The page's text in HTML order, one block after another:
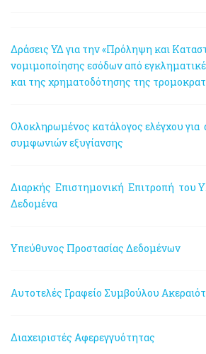
Δράσεις ΥΔ για την «Πρόληψη και
νομιμοποίησης εσόδων από
και της χρηματοδότησης της
Ολοκληρωμένος κατάλογος ελέγχου για
συμφωνιών εξυγίανσης
Διαρκής Επιστημονική Επιτροπή του
Δεδομένα
Υπεύθυνος Προστασίας Δεδομένων
Αυτοτελές Γραφείο Συμβούλου
Διαχειριστές Αφερεγγυότητας